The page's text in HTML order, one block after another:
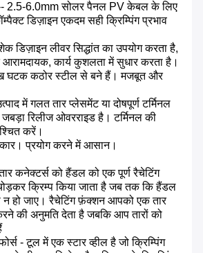
2.5-6.0mm सोलर पैनल PV केबल के लिए
डिज़ाइन एकदम सही क्रिम्पिंग प्रभाव
लीवर सिद्धांत का उपयोग करता है,
कार्य कुशलता में सुधार करता है।
घटक कठोर स्टील से बने हैं। मजबूत और
में गलत तार प्लेसमेंट या दोषपूर्ण टर्मिनल
रिलीज ओवरराइड है। टर्मिनल की
करें।
प्रयोग करने में आसान।
कनेक्टर्स को हैंडल को एक पूर्ण रैचेटिंग
क्रिम्प किया जाता है जब तक कि हैंडल
न हो जाए। रैचेटिंग फ़ंक्शन आपको एक तार
की अनुमति देता है जबकि आप तारों को
- टूल में एक स्टार व्हील है जो क्रिम्पिंग